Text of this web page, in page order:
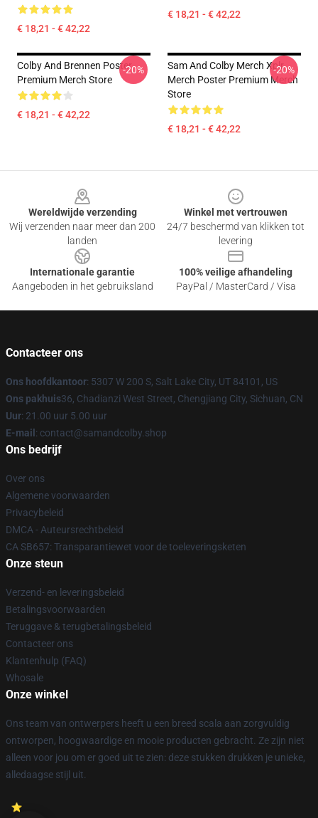
€ 18,21 - € 42,22
€ 18,21 - € 42,22
Colby And Brennen Poster
Premium Merch Store
€ 18,21 - € 42,22
-20%
Sam And Colby Merch Xplr
Merch Poster Premium Merch
Store
€ 18,21 - € 42,22
-20%
Wereldwijde verzending
Wij verzenden naar meer dan 200
landen
Winkel met vertrouwen
24/7 beschermd van klikken tot
levering
Internationale garantie
Aangeboden in het gebruiksland
100% veilige afhandeling
PayPal / MasterCard / Visa
Contacteer ons
Ons hoofdkantoor: 5307 W 200 S, Salt Lake City, UT 84101, US
Ons pakhuis36, Chadianzi West Street, Chengjiang City, Sichuan, CN
Uur: 21.00 uur 5.00 uur
E-mail : contact@samandcolby.shop
Ons bedrijf
Over ons
Algemene voorwaarden
Privacybeleid
DMCA - Auteursrechtbeleid
CA SB657: Transparantiewet voor de toeleveringsketen
Onze steun
Verzend- en leveringsbeleid
Betalingsvoorwaarden
Teruggave & terugbetalingsbeleid
Contacteer ons
Klantenhulp (FAQ)
Whosale
Onze winkel
Ons team van ontwerpers heeft u een breed scala aan zorgvuldig
ontworpen, hoogwaardige en mooie producten gebracht. Ze zijn niet
alleen voor jou om er goed uit te zien: deze stukken drukken je unieke,
alledaagse stijl uit.